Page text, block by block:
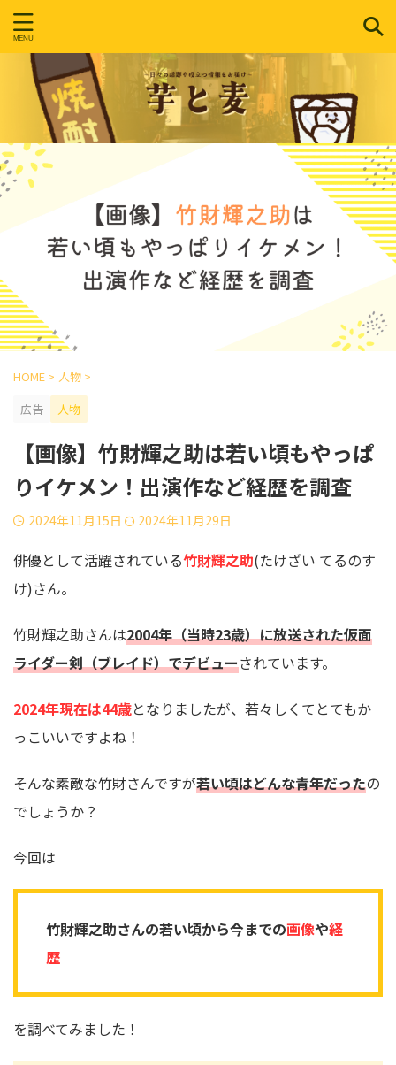
HOME > 人物 >
広告
人物
【画像】竹財輝之助は若い頃もやっぱ
りイケメン！出演作など経歴を調査
2024年11月15日 2024年11月29日
俳優として活躍されている竹財輝之助(たけざい てるのす
け)さん。
竹財輝之助さんは2004年（当時23歳）に放送された仮面
ライダー剣（ブレイド）でデビューされています。
2024年現在は44歳となりましたが、若々しくてとてもか
っこいいですよね！
そんな素敵な竹財さんですが若い頃はどんな青年だったの
でしょうか？
今回は
竹財輝之助さんの若い頃から今までの画像や経
歴
を調べてみました！